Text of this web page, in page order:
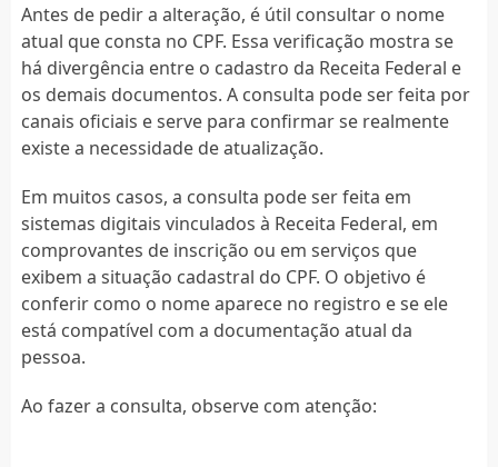
Antes de pedir a alteração, é útil consultar o nome
atual que consta no CPF. Essa verificação mostra se
há divergência entre o cadastro da Receita Federal e
os demais documentos. A consulta pode ser feita por
canais oficiais e serve para confirmar se realmente
existe a necessidade de atualização.
Em muitos casos, a consulta pode ser feita em
sistemas digitais vinculados à Receita Federal, em
comprovantes de inscrição ou em serviços que
exibem a situação cadastral do CPF. O objetivo é
conferir como o nome aparece no registro e se ele
está compatível com a documentação atual da
pessoa.
Ao fazer a consulta, observe com atenção: